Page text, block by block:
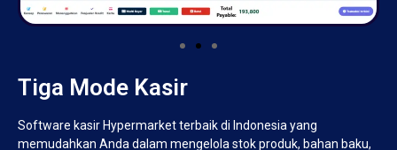
Tiga Mode Kasir
Software kasir Hypermarket terbaik di Indonesia yang
memudahkan Anda dalam mengelola stok produk, bahan baku,